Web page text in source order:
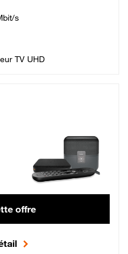
s
TV UHD
42,99 € par mois, Engagement 12 mois
offre